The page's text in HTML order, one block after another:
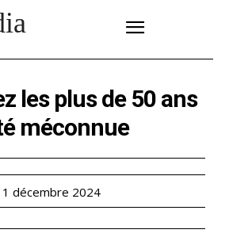
les plus de 50 ans
méconnue
1 décembre 2024